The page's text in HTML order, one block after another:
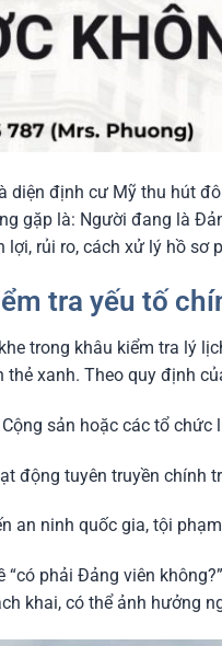
diện định cư Mỹ thu hút
gặp là: Người đang là
lợi, rủi ro, cách xử lý hồ sơ
tra yếu tố
trong khâu kiểm tra lý
xanh. Theo quy định
sản hoặc các tổ chức
động tuyên truyền chính
an ninh quốc gia, tội
“có phải Đảng viên
khai, có thể ảnh hưởng